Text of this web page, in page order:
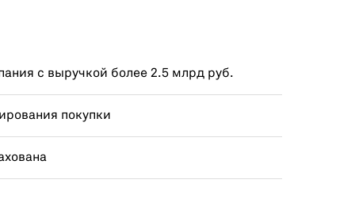
с выручкой более 2.5 млрд руб.
покупки